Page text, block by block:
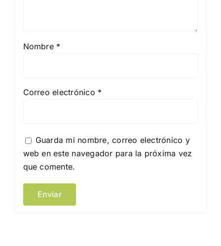
Nombre *
Correo electrónico *
Guarda mi nombre, correo electrónico y
web en este navegador para la próxima vez
que comente.